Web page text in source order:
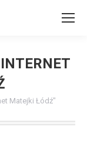
Matejki Łódź"